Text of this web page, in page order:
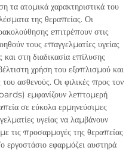
τα ατομικά χαρακτηριστικά του
της θεραπείας. Οι
επιτρέπουν στις
τους επαγγελματίες υγείας
στη διαδικασία επίλυσης
χρήση του εξοπλισμού και
ασθενούς. Οι φιλικές προς τον
εμφανίζουν λεπτομερή
σε εύκολα ερμηνεύσιμες
υγείας να λαμβάνουν
τις προσαρμογές της θεραπείας
εργοστάσιο εφαρμόζει αυστηρά